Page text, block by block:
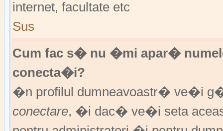
internet, facultate etc
Sus
Cum fac s� nu �mi apar�
conecta�i?
�n profilul dumneavoastr� ve�i
conectare, �i dac� ve�i seta